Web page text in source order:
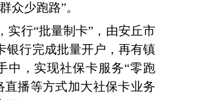
众少跑路”。
实行“批量制卡”，由安丘市
银行完成批量开户，再有镇
中，实现社保卡服务“零跑
播等方式加大社保卡业务